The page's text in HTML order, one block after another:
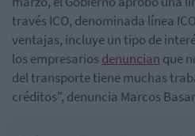
través ICO, denominada línea
ventajas, incluye un tipo de
los empresariosdenuncian que
del transporte tiene muchas
créditos", denuncia Marcos